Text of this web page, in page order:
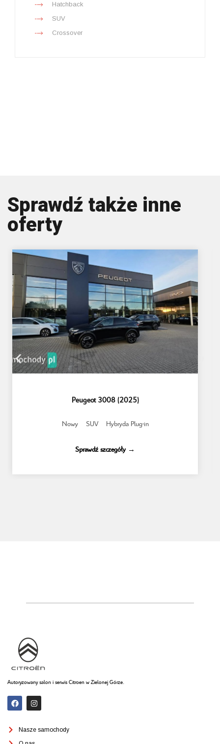
Hatchback
SUV
Crossover
Sprawdź także inne
oferty
Peugeot 3008 (2025)
Nowy SUV Hybryda Plug-in
Sprawdź szczegóły →
Autoryzowany salon i serwis Citroen w Zielonej Górze.
Nasze samochody